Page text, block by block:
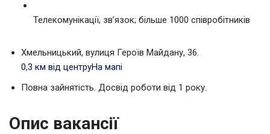
Телекомунікації, зв’язок; більше 1000 співробітників
Хмельницький, вулиця Героїв Майдану, 36.
0,3 км від центруНа мапі
Повна зайнятість. Досвід роботи від 1 року.
Опис вакансії